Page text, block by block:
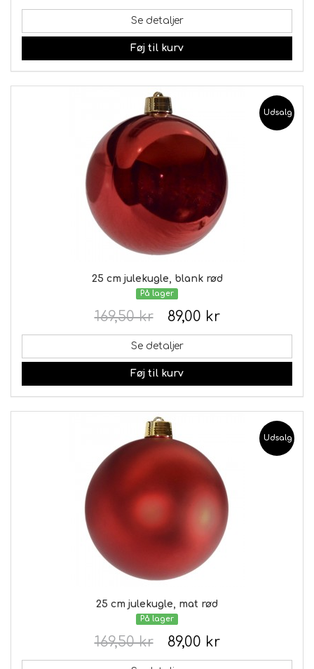
Se detaljer
Føj til kurv
Udsalg
25 cm julekugle, blank rød
På lager
89,00 kr
169,50 kr
Se detaljer
Føj til kurv
Udsalg
25 cm julekugle, mat rød
På lager
89,00 kr
169,50 kr